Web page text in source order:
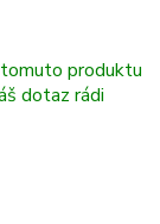
produktu
dotaz rádi